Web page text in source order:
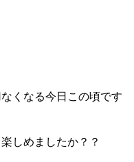
くなる今日この頃です
しめましたか？？